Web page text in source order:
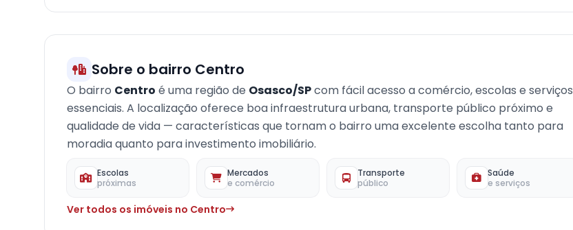
−
Sobre o bairro Centro
O bairro Centro é uma região de Osasco/SPcom fácil acesso a comércio, escolas e serviços
essenciais. A localização oferece boa infraestrutura urbana, transporte público próximo e
qualidade de vida — características que tornam o bairro uma excelente escolha tanto para
moradia quanto para investimento imobiliário.
Escolas
próximas
Mercados
e comércio
Transporte
público
Saúde
e serviços
Ver todos os imóveis no Centro